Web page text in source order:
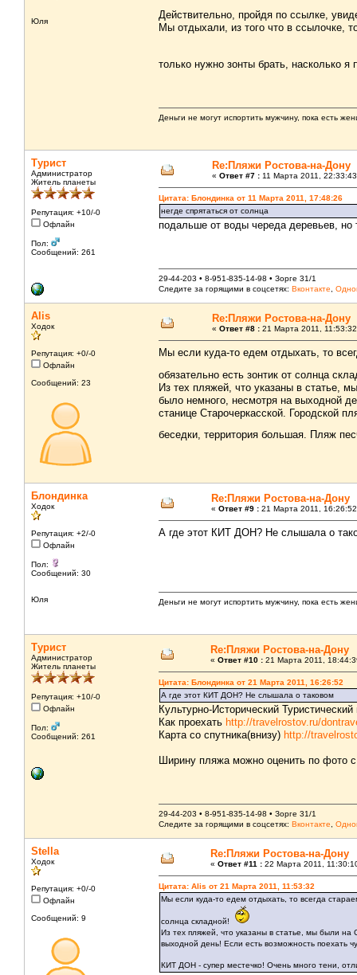
Юля
Действительно, пройдя по ссылке,
Мы отдыхали, из того что в ссылочке,
только нужно зонты брать, насколько
Деньги не могут испортить мужчину, пока есть
Турист
Администратор
Житель планеты
Репутация: +10/-0
Офлайн
Пол:
Сообщений: 261
Re:Пляжи Ростова-на-Дону
« Ответ #7 : 11 Марта 2011,
Цитата: Блондинка от 11 Марта 2011, 17:48:26
негде спрятаться от солнца
подальше от воды череда деревьев, но
29-44-203 • 8-951-835-14-98 • Зорге 31/1
Следите за горящими в соцсетях: Вконтакте
Alis
Ходок
Репутация: +0/-0
Офлайн
Сообщений: 23
Re:Пляжи Ростова-на-Дону
« Ответ #8 : 21 Марта 2011,
Мы если куда-то едем отдыхать, то
обязательно есть зонтик от солнца
Из тех пляжей, что указаны в статье,
было немного, несмотря на выходной
станице Старочеркасской. Городской
беседки, территория большая. Пляж
Блондинка
Ходок
Репутация: +2/-0
Офлайн
Пол:
Сообщений: 30
Юля
Re:Пляжи Ростова-на-Дону
« Ответ #9 : 21 Марта 2011,
А где этот КИТ ДОН? Не слышала о
Деньги не могут испортить мужчину, пока есть
Турист
Администратор
Житель планеты
Репутация: +10/-0
Офлайн
Пол:
Сообщений: 261
Re:Пляжи Ростова-на-Дону
« Ответ #10 : 21 Марта 2011,
Цитата: Блондинка от 21 Марта 2011, 16:26:52
А где этот КИТ ДОН? Не слышала о таковом
Культурно-Исторический
Как проехать http://travelrostov.ru/
Карта со спутника(внизу) http://
Ширину пляжа можно оценить по фото
29-44-203 • 8-951-835-14-98 • Зорге 31/1
Следите за горящими в соцсетях: Вконтакте
Stella
Ходок
Репутация: +0/-0
Офлайн
Сообщений: 9
Re:Пляжи Ростова-на-Дону
« Ответ #11 : 22 Марта 2011,
Цитата: Alis от 21 Марта 2011, 11:53:32
Мы если куда-то едем отдыхать, то всегда
солнца складной!
Из тех пляжей, что указаны в статье, мы были
выходной день! Если есть возможность поехать
КИТ ДОН - супер местечко! Очень много тени,